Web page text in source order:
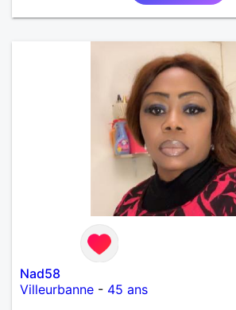
Nad58
Villeurbanne - 45 ans